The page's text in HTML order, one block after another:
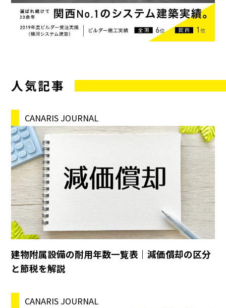
人気記事
CANARIS JOURNAL
建物附属設備の耐用年数一覧表｜減価償却の区分
と節税を解説
CANARIS JOURNAL